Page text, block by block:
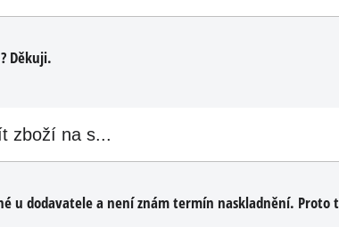
Děkuji.
zboží na s...
u dodavatele a není znám termín naskladnění.